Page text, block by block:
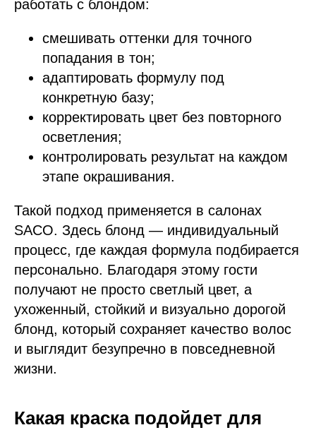
работать с блондом:
смешивать оттенки для точного
попадания в тон;
адаптировать формулу под
конкретную базу;
корректировать цвет без повторного
осветления;
контролировать результат на каждом
этапе окрашивания.
Такой подход применяется в салонах
SACO. Здесь блонд — индивидуальный
процесс, где каждая формула подбирается
персонально. Благодаря этому гости
получают не просто светлый цвет, а
ухоженный, стойкий и визуально дорогой
блонд, который сохраняет качество волос
и выглядит безупречно в повседневной
жизни.
Какая краска подойдет для